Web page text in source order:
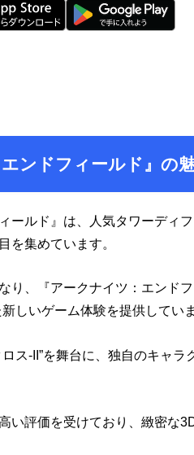
ンドフィールド』の
ールド』は、人気タワーディ
を集めています。
り、『アークナイツ：エンド
しいゲーム体験を提供していま
ス-II”を舞台に、独自のキャ
い評価を受けており、緻密な